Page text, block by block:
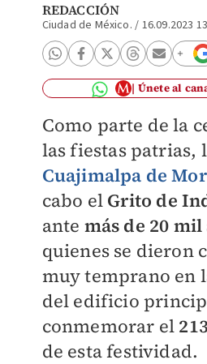
REDACCIÓN
Ciudad de México. / 16.09.2023
Únete al
Como parte de la
las fiestas patrias,
Cuajimalpa de
cabo el Grito de
ante más de 20
quienes se dieron
muy temprano en
del edificio
conmemorar el
de esta festividad.